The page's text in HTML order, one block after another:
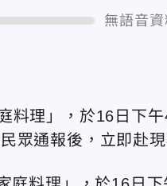
無語音資
料理」，於16日下
眾通報後，立即赴現